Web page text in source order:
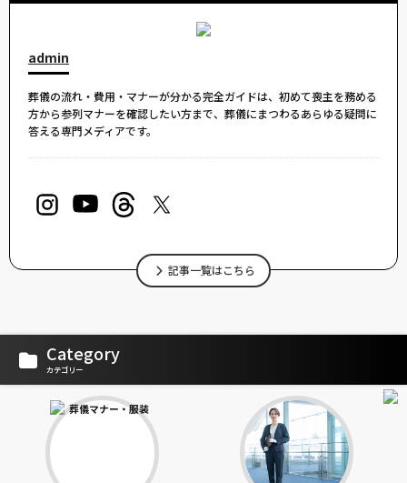
admin
葬儀の流れ・費用・マナーが分かる完全ガイドは、初めて喪主を務める
方から参列マナーを確認したい方まで、葬儀にまつわるあらゆる疑問に
答える専門メディアです。
記事一覧はこちら
Category
カテゴリー